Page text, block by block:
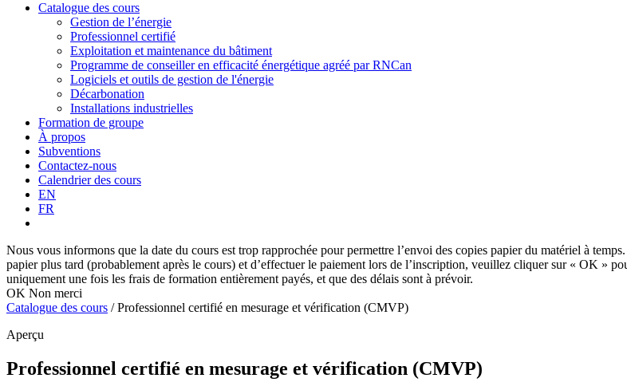
Catalogue des cours
Gestion de l’énergie
Professionnel certifié
Exploitation et maintenance du bâtiment
Programme de conseiller en efficacité énergétique agréé par RNCan
Logiciels et outils de gestion de l'énergie
Décarbonation
Installations industrielles
Formation de groupe
À propos
Subventions
Contactez-nous
Calendrier des cours
EN
FR
Nous vous informons que la date du cours est trop rapprochée pour permettre l’envoi des copies papier du matériel à
papier plus tard (probablement après le cours) et d’effectuer le paiement lors de l’inscription, veuillez cliquer sur « OK »
uniquement une fois les frais de formation entièrement payés, et que des délais sont à prévoir.
OK Non merci
Catalogue des cours / Professionnel certifié en mesurage et vérification (CMVP)
Aperçu
Professionnel certifié en mesurage et vérification (CMVP)